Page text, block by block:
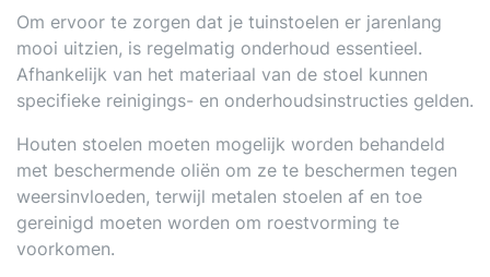
Om ervoor te zorgen dat je tuinstoelen er jarenlang
mooi uitzien, is regelmatig onderhoud essentieel.
Afhankelijk van het materiaal van de stoel kunnen
specifieke reinigings- en onderhoudsinstructies gelden.
Houten stoelen moeten mogelijk worden behandeld
met beschermende oliën om ze te beschermen tegen
weersinvloeden, terwijl metalen stoelen af ​​en toe
gereinigd moeten worden om roestvorming te
voorkomen.